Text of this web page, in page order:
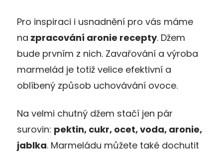
Pro inspiraci i usnadnění pro vás máme
na zpracování aronie recepty. Džem
bude prvním z nich. Zavařování a výroba
marmelád je totiž velice efektivní a
oblíbený způsob uchovávání ovoce.
Na velmi chutný džem stačí jen pár
surovin: pektin, cukr, ocet, voda, aronie,
jablka. Marmeládu můžete také dochutit